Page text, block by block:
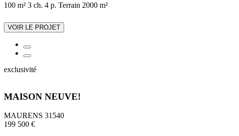
100 m² 3 ch. 4 p. Terrain 2000 m²
VOIR LE PROJET
exclusivité
MAISON NEUVE!
MAURENS 31540
199 500 €